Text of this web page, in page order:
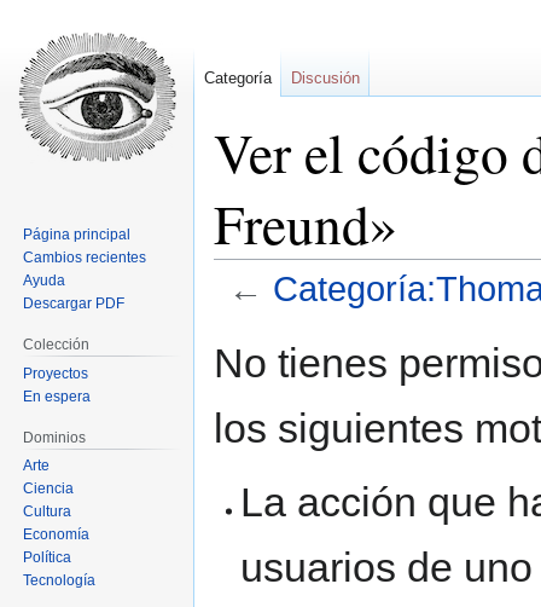
Ver el código
Freund»
←
navegación
búsqueda
No tienes
los siguientes
La acción que
usuarios de
Categoría Discusión
Página principal
Cambios recientes
Ayuda
Descargar PDF
Colección
Proyectos
En espera
Dominios
Arte
Ciencia
Cultura
Economía
Política
Tecnología